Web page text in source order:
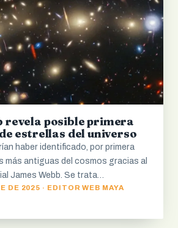
revela posible primera
estrellas del universo
haber identificado, por primera
más antiguas del cosmos gracias al
James Webb. Se trata…
DE 2025 · EDITOR WEB MAYA